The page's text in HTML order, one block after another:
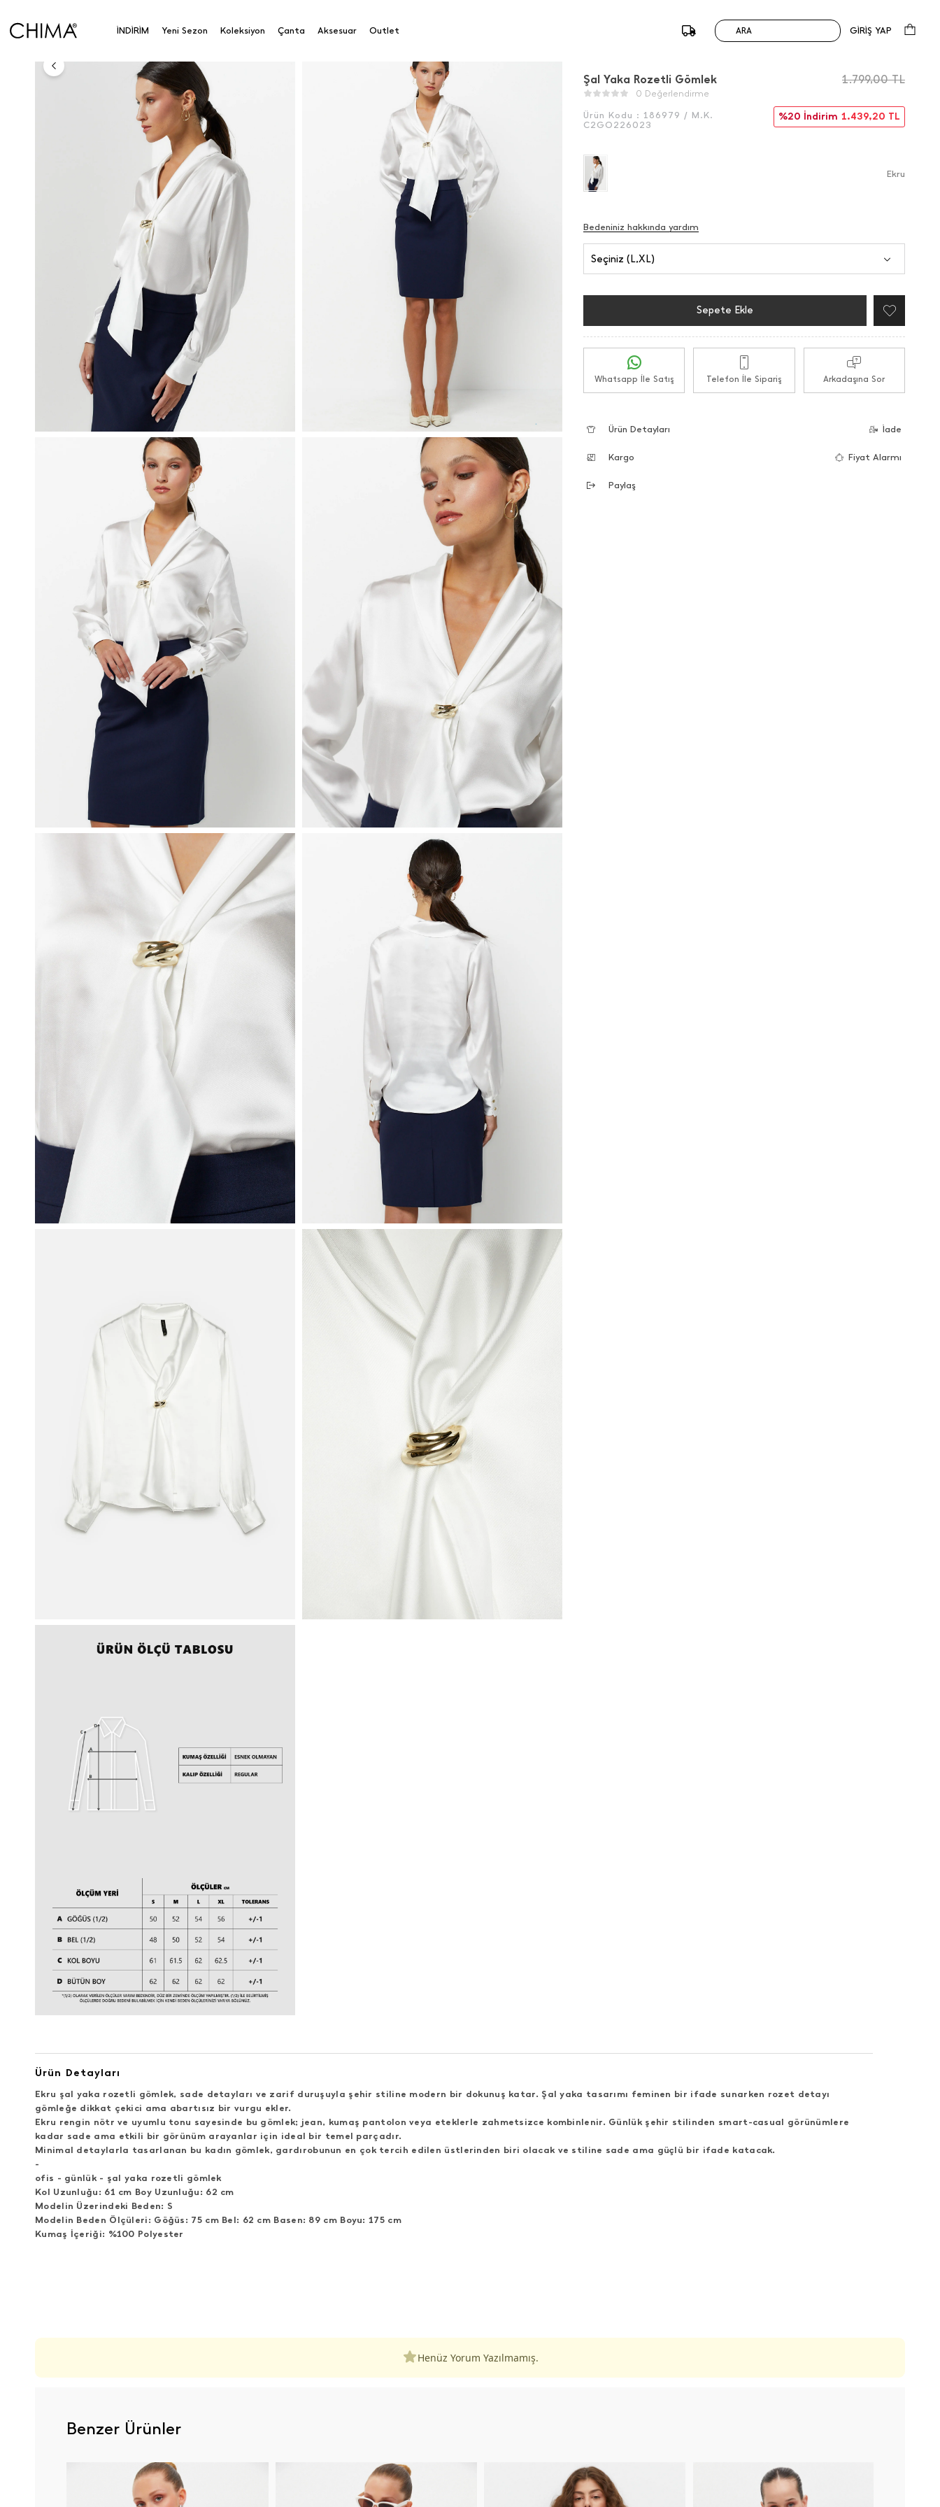
İNDİRİM Yeni Sezon Koleksiyon Çanta Aksesuar Outlet ARA GİRİŞ YAP
Anasayfa
Şal Yaka Rozetli Gömlek
0 Değerlendirme
Ürün Kodu : 186979 / M.K.
C2GO226023
1.799,00TL
%20 İndirim 1.439,20 TL
Ekru
Bedeniniz hakkında yardım
Seçiniz (L,XL)
Sepete Ekle
Whatsapp İle Satış Telefon İle Sipariş Arkadaşına Sor
Ürün Detayları İade
Kargo Fiyat Alarmı
Paylaş
Ürün Detayları
Ekru şal yaka rozetli gömlek, sade detayları ve zarif duruşuyla şehir stiline modern bir dokunuş katar. Şal yaka tasarımı feminen bir ifade sunarken rozet detayı
gömleğe dikkat çekici ama abartısız bir vurgu ekler.
Ekru rengin nötr ve uyumlu tonu sayesinde bu gömlek; jean, kumaş pantolon veya eteklerle zahmetsizce kombinlenir. Günlük şehir stilinden smart-casual görünümlere
kadar sade ama etkili bir görünüm arayanlar için ideal bir temel parçadır.
Minimal detaylarla tasarlanan bu kadın gömlek, gardırobunun en çok tercih edilen üstlerinden biri olacak ve stiline sade ama güçlü bir ifade katacak.
-
ofis - günlük - şal yaka rozetli gömlek
Kol Uzunluğu: 61 cm Boy Uzunluğu: 62 cm
Modelin Üzerindeki Beden: S
Modelin Beden Ölçüleri: Göğüs: 75 cm Bel: 62 cm Basen: 89 cm Boyu: 175 cm
Kumaş İçeriği: %100 Polyester
Henüz Yorum Yazılmamış.
Benzer Ürünler